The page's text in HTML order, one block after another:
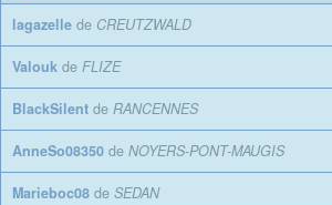
lagazelle de CREUTZWALD
Valouk de FLIZE
BlackSilent de RANCENNES
AnneSo08350 de NOYERS-PONT-MAUGIS
Marieboc08 de SEDAN